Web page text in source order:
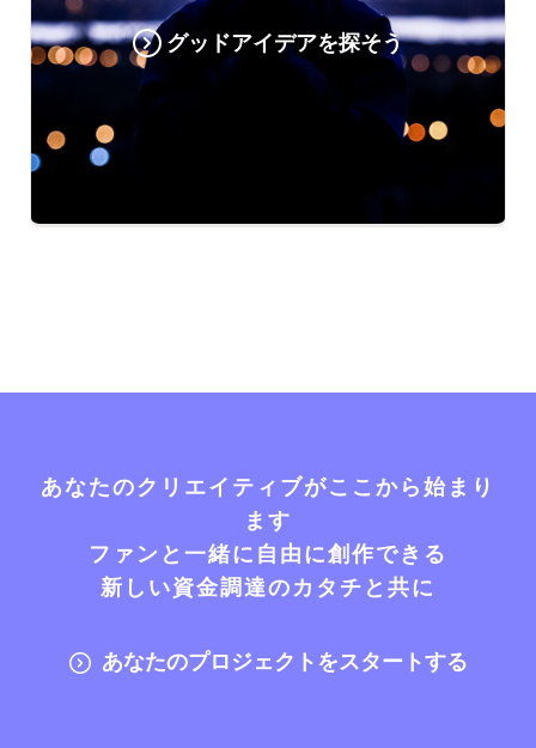
グッドアイデアを探そう
あなたのクリエイティブがここから始まり
ます
ファンと一緒に自由に創作できる
新しい資金調達のカタチと共に
あなたのプロジェクトをスタートする